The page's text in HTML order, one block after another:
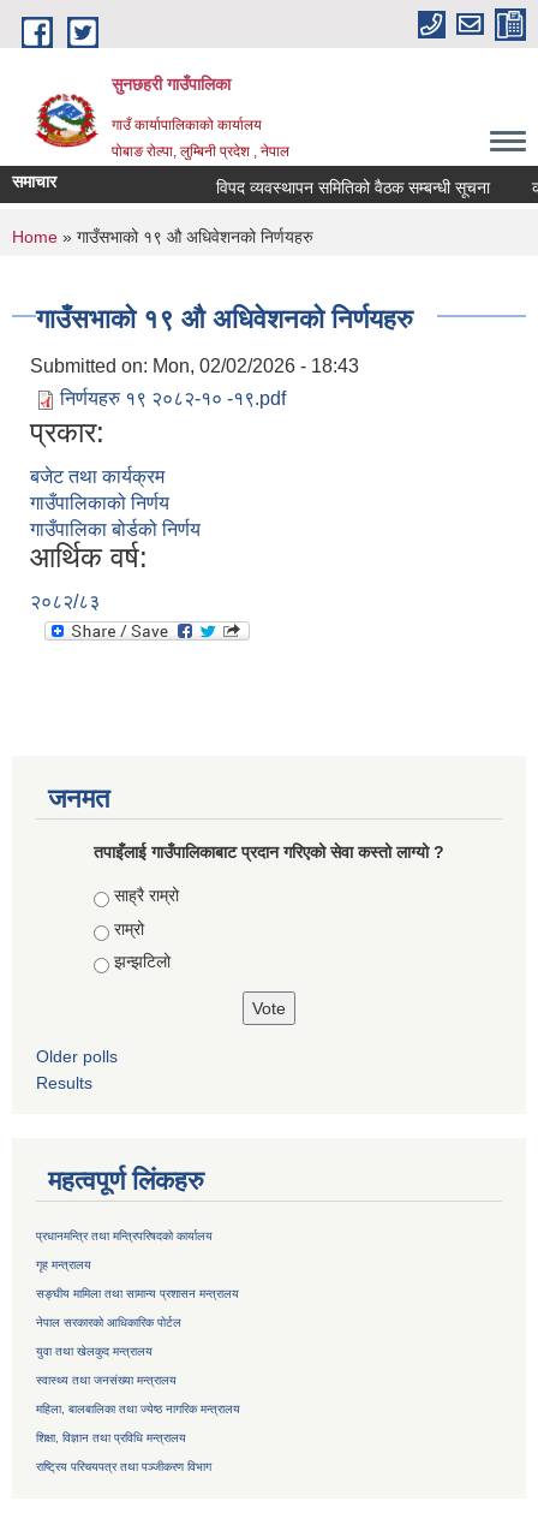
Skip to main content
सुनछहरी गाउँपालिका
गाउँ कार्यापालिकाको कार्यालय
पोबाङ रोल्पा, लुम्बिनी प्रदेश , नेपाल
समाचार विपद व्यवस्थापन समितिको वैठक सम्बन्धी सूचना
You are here
Home » गाउँसभाको १९ औ अधिवेशनको निर्णयहरु
गाउँसभाको १९ औ अधिवेशनको निर्णयहरु
Submitted on: Mon, 02/02/2026 - 18:43
निर्णयहरु १९ २०८२-१० -१९.pdf
प्रकार:
बजेट तथा कार्यक्रम
गाउँपालिकाको निर्णय
गाउँपालिका बोर्डको निर्णय
आर्थिक वर्ष:
२०८२/८३
जनमत
तपाइँलाई गाउँपालिकाबाट प्रदान गरिएको सेवा कस्तो लाग्यो ?
Choices
साह्रै राम्रो
राम्रो
झन्झटिलो
Older polls
Results
महत्वपूर्ण लिंकहरु
प्रधानमन्त्रि तथा मन्त्रिपरिषदको कार्यालय
गृह मन्त्रालय
सङ्घीय मामिला तथा सामान्य प्रशासन मन्त्रालय
नेपाल सरकारको आधिकारिक पोर्टल
युवा तथा खेलकुद मन्त्रालय
स्वास्थ्य तथा जनसंख्या मन्त्रालय
महिला, बालबालिका तथा ज्येष्ठ नागरिक मन्त्रालय
शिक्षा, विज्ञान तथा प्रविधि मन्त्रालय
राष्ट्रिय परिचयपत्र तथापञ्जीकरण विभाग